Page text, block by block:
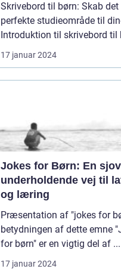
Skrivebord til børn: Skab det
perfekte studieområde til
Introduktion til skrivebord til
17 januar 2024
Jokes for Børn: En
underholdende vej til
og læring
Præsentation af "jokes for
betydningen af dette emne "Jokes
for børn" er en vigtig del af ...
17 januar 2024